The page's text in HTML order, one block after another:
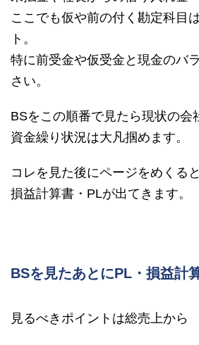
ここでも仮や前の付く勘定科目
ト。
特に前受金や仮受金と現金のバ
さい。
BSをこの順番で見たら現状の会
資金繰り状況は大凡掴めます。
コレを見た後にページをめくると
損益計算書・PLが出てきます。
BSを見たあとにPL・損益計
見るべきポイントは総売上から